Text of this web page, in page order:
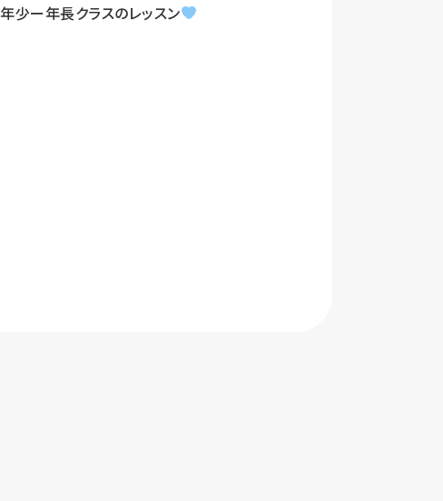
年少ー年長クラスのレッスン